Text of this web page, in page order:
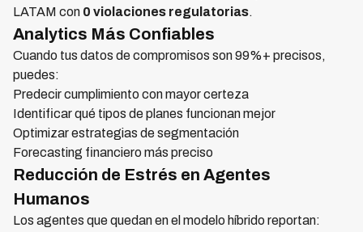
LATAM con 0 violaciones regulatorias.
Analytics Más Confiables
Cuando tus datos de compromisos son 99%+ precisos,
puedes:
Predecir cumplimiento con mayor certeza
Identificar qué tipos de planes funcionan mejor
Optimizar estrategias de segmentación
Forecasting financiero más preciso
Reducción de Estrés en Agentes
Humanos
Los agentes que quedan en el modelo híbrido reportan: